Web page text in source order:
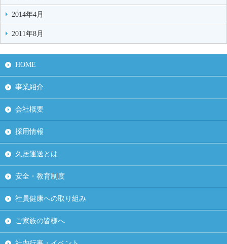
2014年4月
2011年8月
HOME
事業紹介
会社概要
採用情報
久居運送とは
安全・教育制度
社員健康への取り組み
ご家族の皆様へ